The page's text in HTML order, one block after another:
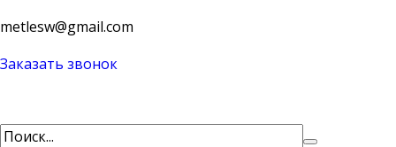
metlesw@gmail.com
Заказать звонок